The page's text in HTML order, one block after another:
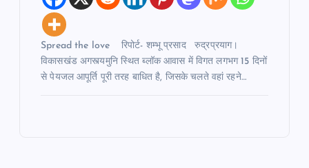
Spread the love रिपोर्ट- शम्भू प्रसाद रुद्रप्रयाग।
विकासखंड अगस्त्यमुनि स्थित ब्लॉक आवास में विगत लगभग 15 दिनों
से पेयजल आपूर्ति पूरी तरह बाधित है, जिसके चलते वहां रहने…